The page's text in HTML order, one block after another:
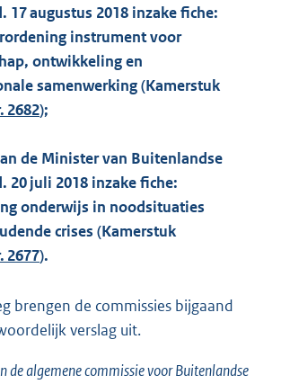
17 augustus 2018 inzake fiche:
instrument voor
ontwikkeling en
samenwerking (Kamerstuk
2682);
de Minister van Buitenlandse
20 juli 2018 inzake fiche:
onderwijs in noodsituaties
crises (Kamerstuk
2677).
brengen de commissies bijgaand
verslag uit.
de algemene commissie voor Buitenlandse